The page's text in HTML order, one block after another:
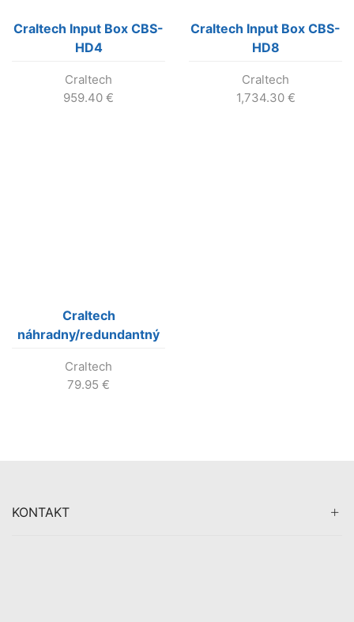
Craltech Input Box CBS-
HD4
Craltech
959.40 €
Craltech Input Box CBS-
HD8
Craltech
1,734.30 €
Craltech
náhradny/redundantný
multiviewer
Craltech
79.95 €
KONTAKT